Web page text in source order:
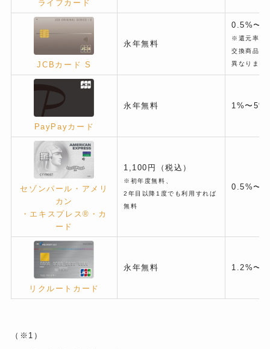
ライフカード
JCBカード S
永年無料
0.5%〜
※還元率は
交換商品に
異なります
PayPayカード
永年無料 1%〜5%
セゾンパール・アメリ
カン
・エキスプレス®・カ
ード
1,100円（税込）
※初年度無料、
2年目以降1度でも利用すれば
無料
0.5%〜
リクルートカード
永年無料 1.2%〜
（※1）